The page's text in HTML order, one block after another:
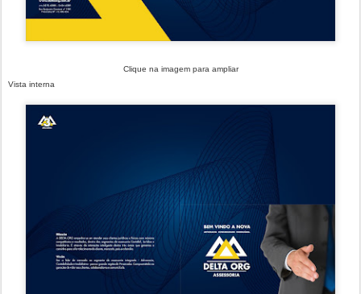
Clique na imagem para ampliar
Vista interna